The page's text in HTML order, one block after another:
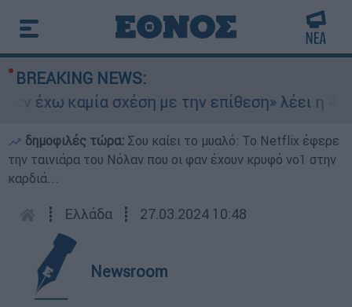
BREAKING NEWS:
έχω καμία σχέση με την επίθεση» λέει η
δημοφιλές τώρα: Σου καίει το μυαλό: Το Netflix έφερε
την ταινιάρα του Νόλαν που οι φαν έχουν κρυφό νο1 στην
καρδιά...
┋ Ελλάδα ┋ 27.03.2024 10:48
Newsroom